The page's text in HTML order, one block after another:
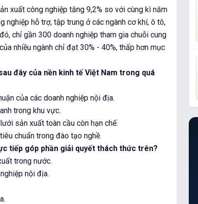
xuất công nghiệp tăng 9,2% so với cùng kì năm
nghiệp hỗ trợ, tập trung ở các ngành cơ khí, ô tô,
chỉ gần 300 doanh nghiệp tham gia chuỗi cung
nhiều ngành chỉ đạt 30% - 40%, thấp hơn mục
đây của nền kinh tế Việt Nam trong quá
của các doanh nghiệp nội địa.
trong khu vực.
sản xuất toàn cầu còn hạn chế.
chuẩn trong đào tạo nghề.
tiếp góp phần giải quyết thách thức trên?
trong nước.
nội địa.